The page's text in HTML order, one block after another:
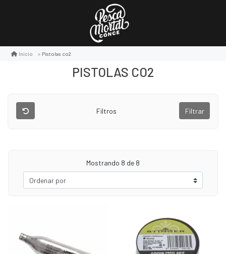
Inicio Pistolas co2
PISTOLAS CO2
Filtros Filtrar
Mostrando 8 de 8